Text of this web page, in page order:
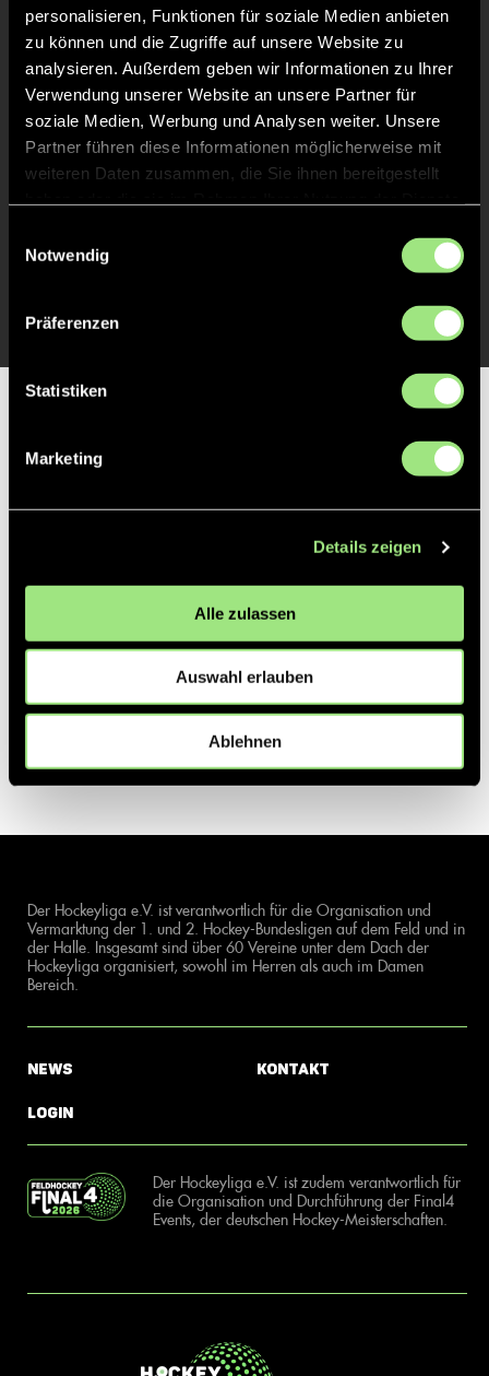
personalisieren, Funktionen für soziale Medien anbieten
zu können und die Zugriffe auf unsere Website zu
analysieren. Außerdem geben wir Informationen zu Ihrer
Verwendung unserer Website an unsere Partner für
soziale Medien, Werbung und Analysen weiter. Unsere
Partner führen diese Informationen möglicherweise mit
weiteren Daten zusammen, die Sie ihnen bereitgestellt
Notwendig
Präferenzen
Statistiken
Marketing
Details zeigen
Alle zulassen
Auswahl erlauben
Ablehnen
48'
Abpfiff
Spiel beendet
22' TOR 2:1, FELDTOR
20' TOR 1:1, FELDTOR
Der Hockeyliga e.V. ist verantwortlich für die Organisation und
Vermarktung der 1. und 2. Hockey-Bundesligen auf dem Feld und in
der Halle. Insgesamt sind über 60 Vereine unter dem Dach der
Hockeyliga organisiert, sowohl im Herren als auch im Damen
Bereich.
News
Login
Kontakt
Der Hockeyliga e.V. ist zudem verantwortlich für
die Organisation und Durchführung der Final4
Events, der deutschen Hockey-Meisterschaften.